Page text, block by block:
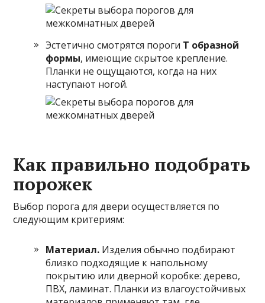
Эстетично смотрятся пороги Т образной
формы, имеющие скрытое крепление.
Планки не ощущаются, когда на них
наступают ногой.
Как правильно подобрать
порожек
Выбор порога для двери осуществляется по
следующим критериям:
Материал. Изделия обычно подбирают
близко подходящие к напольному
покрытию или дверной коробке: дерево,
ПВХ, ламинат. Планки из влагоустойчивых